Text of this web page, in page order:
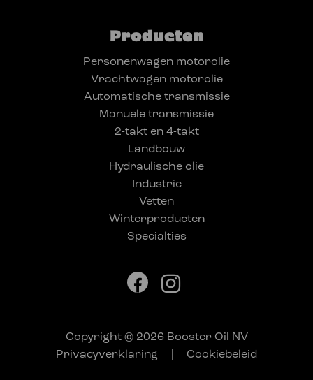
Producten
Personenwagen motorolie
Vrachtwagen motorolie
Automatische transmissie
Manuele transmissie
2-takt en 4-takt
Landbouw
Hydraulische olie
Industrie
Vetten
Winterproducten
Specialties
Copyright © 2026 Booster Oil NV
Privacyverklaring
Cookiebeleid